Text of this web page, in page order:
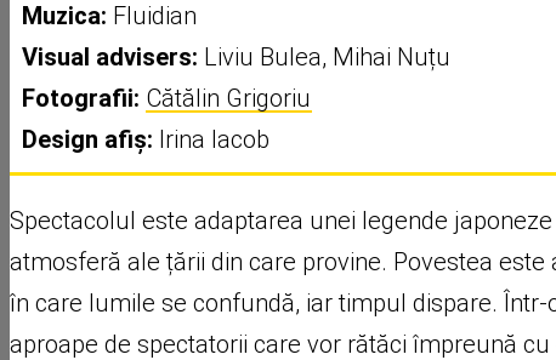
Muzica: Fluidian
Visual advisers: Liviu Bulea, Mihai Nuțu
Fotografii: Cătălin Grigoriu
Design afiș: Irina Iacob
Spectacolul este adaptarea unei legende
atmosferă ale țării din care provine. Povestea
în care lumile se confundă, iar timpul dispare.
aproape de spectatorii care vor rătăci împreună